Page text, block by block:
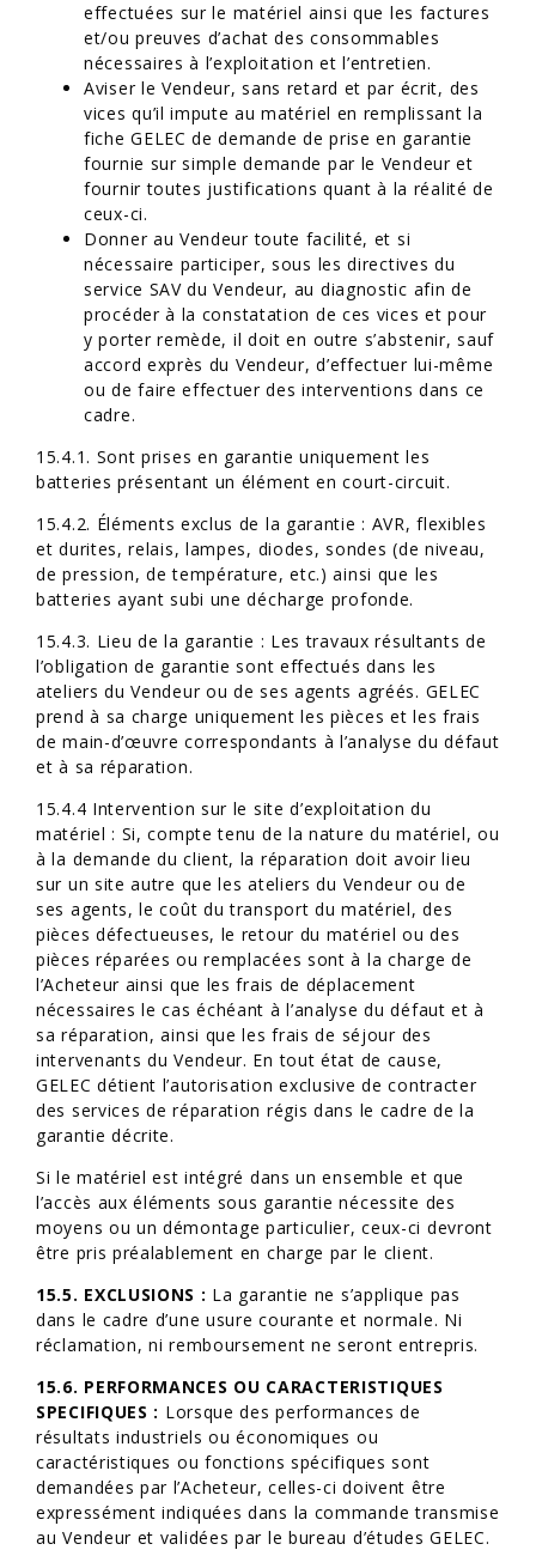
effectuées sur le matériel ainsi que les factures
et/ou preuves d’achat des consommables
nécessaires à l’exploitation et l’entretien.
Aviser le Vendeur, sans retard et par écrit, des
vices qu’il impute au matériel en remplissant la
fiche GELEC de demande de prise en garantie
fournie sur simple demande par le Vendeur et
fournir toutes justifications quant à la réalité de
ceux-ci.
Donner au Vendeur toute facilité, et si
nécessaire participer, sous les directives du
service SAV du Vendeur, au diagnostic afin de
procéder à la constatation de ces vices et pour
y porter remède, il doit en outre s’abstenir, sauf
accord exprès du Vendeur, d’effectuer lui-même
ou de faire effectuer des interventions dans ce
cadre.
15.4.1. Sont prises en garantie uniquement les
batteries présentant un élément en court-circuit.
15.4.2. Éléments exclus de la garantie : AVR, flexibles
et durites, relais, lampes, diodes, sondes (de niveau,
de pression, de température, etc.) ainsi que les
batteries ayant subi une décharge profonde.
15.4.3. Lieu de la garantie : Les travaux résultants de
l’obligation de garantie sont effectués dans les
ateliers du Vendeur ou de ses agents agréés. GELEC
prend à sa charge uniquement les pièces et les frais
de main-d’œuvre correspondants à l’analyse du défaut
et à sa réparation.
15.4.4 Intervention sur le site d’exploitation du
matériel : Si, compte tenu de la nature du matériel, ou
à la demande du client, la réparation doit avoir lieu
sur un site autre que les ateliers du Vendeur ou de
ses agents, le coût du transport du matériel, des
pièces défectueuses, le retour du matériel ou des
pièces réparées ou remplacées sont à la charge de
l’Acheteur ainsi que les frais de déplacement
nécessaires le cas échéant à l’analyse du défaut et à
sa réparation, ainsi que les frais de séjour des
intervenants du Vendeur. En tout état de cause,
GELEC détient l’autorisation exclusive de contracter
des services de réparation régis dans le cadre de la
garantie décrite.
Si le matériel est intégré dans un ensemble et que
l’accès aux éléments sous garantie nécessite des
moyens ou un démontage particulier, ceux-ci devront
être pris préalablement en charge par le client.
15.5. EXCLUSIONS : La garantie ne s’applique pas
dans le cadre d’une usure courante et normale. Ni
réclamation, ni remboursement ne seront entrepris.
15.6. PERFORMANCES OU CARACTERISTIQUES
SPECIFIQUES : Lorsque des performances de
résultats industriels ou économiques ou
caractéristiques ou fonctions spécifiques sont
demandées par l’Acheteur, celles-ci doivent être
expressément indiquées dans la commande transmise
au Vendeur et validées par le bureau d’études GELEC.